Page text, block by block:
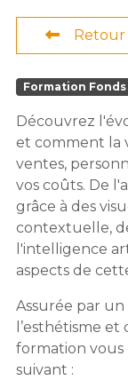
Retour
Formation Fonds
Découvrez
et comment la
ventes,
vos coûts. De
grâce à des
contextuelle,
l'intelligence
aspects de
Assurée par un
l’esthétisme
formation vous
suivant :